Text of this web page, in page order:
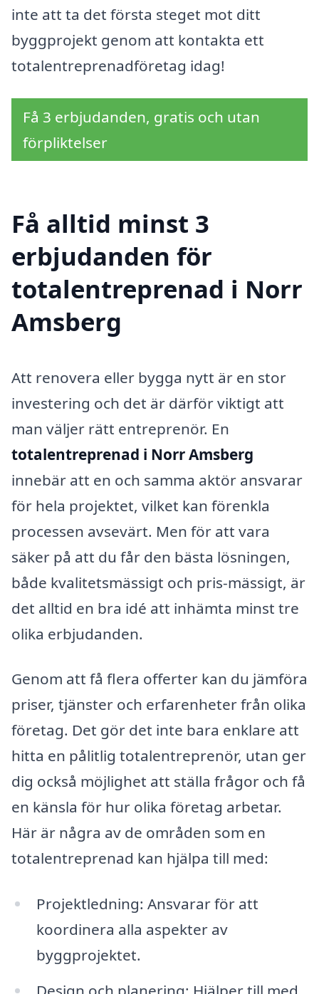
inte att ta det första steget mot ditt
byggprojekt genom att kontakta ett
totalentreprenadföretag idag!
Få 3 erbjudanden, gratis och utan
förpliktelser
Få alltid minst 3
erbjudanden för
totalentreprenad i Norr
Amsberg
Att renovera eller bygga nytt är en stor
investering och det är därför viktigt att
man väljer rätt entreprenör. En
totalentreprenad i Norr Amsberg
innebär att en och samma aktör ansvarar
för hela projektet, vilket kan förenkla
processen avsevärt. Men för att vara
säker på att du får den bästa lösningen,
både kvalitetsmässigt och pris-mässigt, är
det alltid en bra idé att inhämta minst tre
olika erbjudanden.
Genom att få flera offerter kan du jämföra
priser, tjänster och erfarenheter från olika
företag. Det gör det inte bara enklare att
hitta en pålitlig totalentreprenör, utan ger
dig också möjlighet att ställa frågor och få
en känsla för hur olika företag arbetar.
Här är några av de områden som en
totalentreprenad kan hjälpa till med:
Projektledning: Ansvarar för att
koordinera alla aspekter av
byggprojektet.